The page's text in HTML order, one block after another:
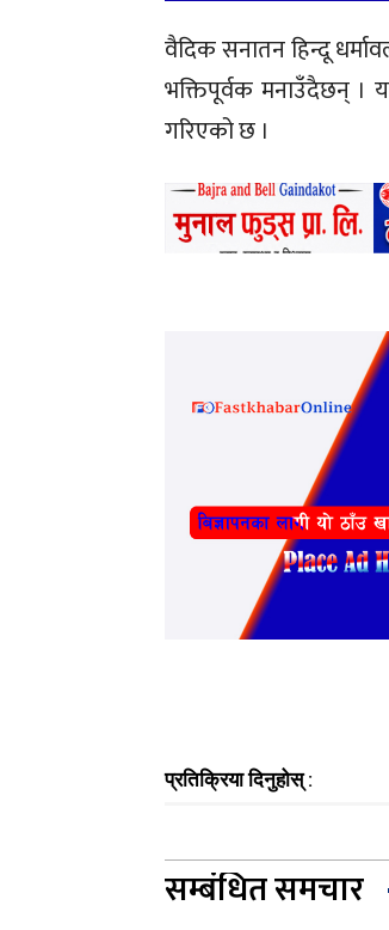
वैदिक सनातन हिन्दू
भक्तिपूर्वक मनाउँदैछन् ।
गरिएको छ ।
प्रतिक्रिया दिनुहोस् :
सम्बंधित समचार